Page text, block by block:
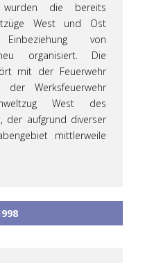
die bereits
West und Ost
von
organisiert. Die
mit der Feuerwehr
Werksfeuerwehr
West des
der aufgrund diverser
mittlerweile